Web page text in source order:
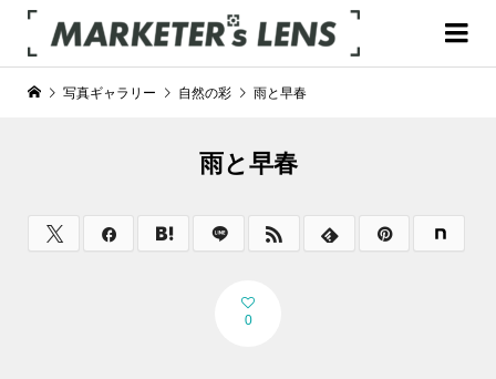
写真ギャラリー 自然の彩 雨と早春
雨と早春
0